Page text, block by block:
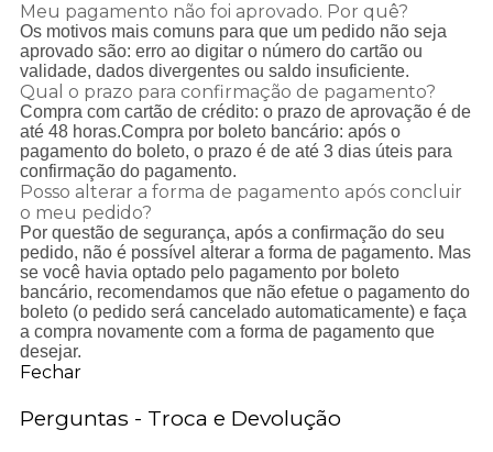
Meu pagamento não foi aprovado. Por quê?
Os motivos mais comuns para que um pedido não seja
aprovado são: erro ao digitar o número do cartão ou
validade, dados divergentes ou saldo insuficiente.
Qual o prazo para confirmação de pagamento?
Compra com cartão de crédito: o prazo de aprovação é de
até 48 horas.Compra por boleto bancário: após o
pagamento do boleto, o prazo é de até 3 dias úteis para
confirmação do pagamento.
Posso alterar a forma de pagamento após concluir
o meu pedido?
Por questão de segurança, após a confirmação do seu
pedido, não é possível alterar a forma de pagamento. Mas
se você havia optado pelo pagamento por boleto
bancário, recomendamos que não efetue o pagamento do
boleto (o pedido será cancelado automaticamente) e faça
a compra novamente com a forma de pagamento que
desejar.
Fechar
Perguntas - Troca e Devolução